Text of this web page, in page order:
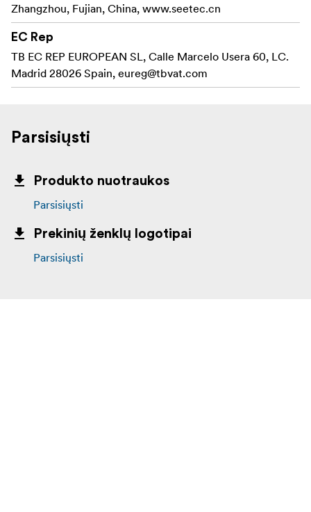
Zhangzhou, Fujian, China, www.seetec.cn
EC Rep
TB EC REP EUROPEAN SL, Calle Marcelo Usera 60, LC.
Madrid 28026 Spain, eureg@tbvat.com
Parsisiųsti
Produkto nuotraukos
Parsisiųsti
Prekinių ženklų logotipai
Parsisiųsti